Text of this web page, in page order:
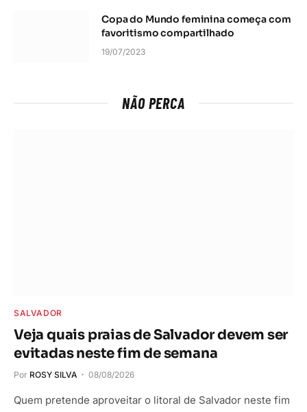
Copa do Mundo feminina começa com
favoritismo compartilhado
19/07/2023
NÃO PERCA
SALVADOR
Veja quais praias de Salvador devem ser
evitadas neste fim de semana
Por ROSY SILVA 08/08/2026
Quem pretende aproveitar o litoral de Salvador neste fim